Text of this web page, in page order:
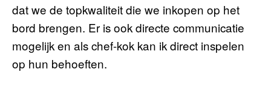
dat we de topkwaliteit die we inkopen op het
bord brengen. Er is ook directe communicatie
mogelijk en als chef-kok kan ik direct inspelen
op hun behoeften.